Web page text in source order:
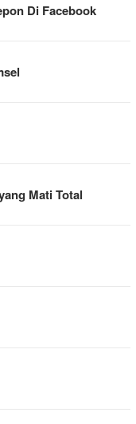
Di Facebook
Mati Total